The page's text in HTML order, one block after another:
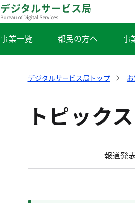
事業一覧 都民の方へ 事
デジタルサービス局トップ
トピックス
報道発